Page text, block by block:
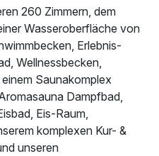
260 Zimmern, dem
Wasseroberfläche von
Erlebnis-
Wellnessbecken,
Saunakomplex
Dampfbad,
Eis-Raum,
komplexen Kur- &
unseren